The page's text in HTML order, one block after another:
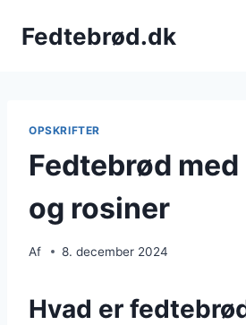
Fedtebrød.dk
OPSKRIFTER
Fedtebrød
og rosiner
Af 8. december 2024
Hvad er